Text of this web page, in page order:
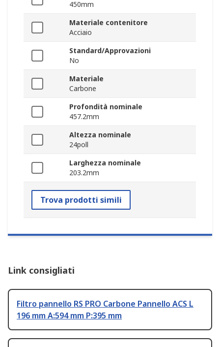
450mm
Materiale contenitore
Acciaio
Standard/Approvazioni
No
Materiale
Carbone
Profondità nominale
457.2mm
Altezza nominale
24poll
Larghezza nominale
203.2mm
Trova prodotti simili
Link consigliati
Filtro pannello RS PRO Carbone Pannello ACS L
196 mm A:594 mm P:395 mm